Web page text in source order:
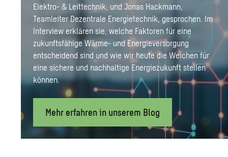
Elektro- & Leittechnik, und Jonas Hackmann,
Teamleiter Dezentrale Energietechnik, gesprochen. Im
Interview erklären sie, welche Faktoren für eine
zukunftsfähige Wärme- und Energieversorgung
entscheidend sind und wie wir heute die Weichen für
eine sichere und nachhaltige Energiezukunft stellen
können.
Mehr erfahren in unserem Blog